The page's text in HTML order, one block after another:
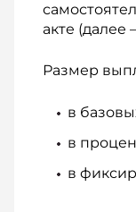
акте
Размер
в
в
в